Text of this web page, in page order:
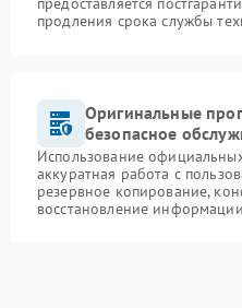
продления срока службы
Оригинальные
безопасное
Использование
аккуратная работа с
резервное копирование,
восстановление